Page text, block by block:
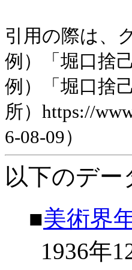
引用の際は、
例）「堀口捨
例）「堀口捨
所）https://
6-08-09）
以下のデ
■美術界
1936年